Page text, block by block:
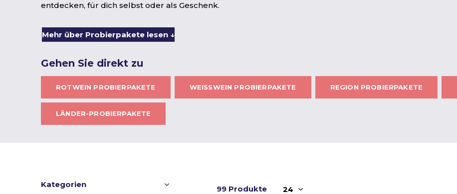
entdecken, für dich selbst oder als Geschenk.
Mehr über Probierpakete lesen ↓
Gehen Sie direkt zu
ROTWEIN PROBIERPAKETE WEISSWEIN PROBIERPAKETE REGION PROBIERPAKETE
LÄNDER-PROBIERPAKETE
99 Produkte
Kategorien